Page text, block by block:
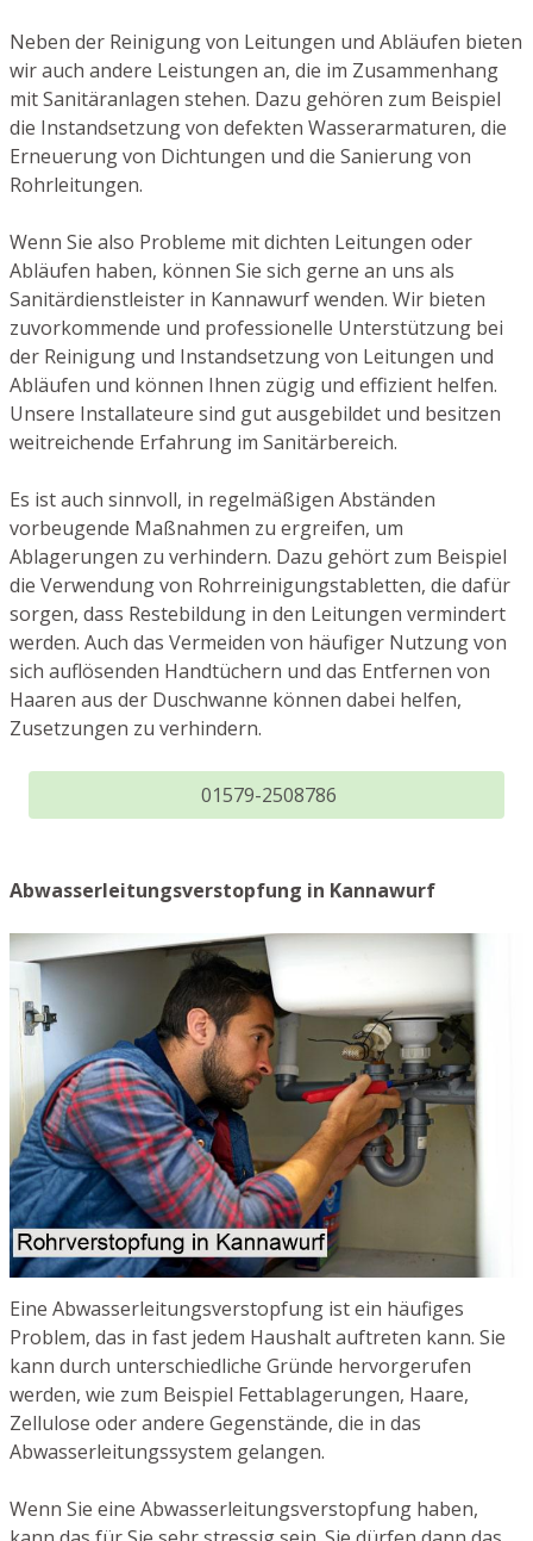
Neben der Reinigung von Leitungen und Abläufen bieten
wir auch andere Leistungen an, die im Zusammenhang
mit Sanitäranlagen stehen. Dazu gehören zum Beispiel
die Instandsetzung von defekten Wasserarmaturen, die
Erneuerung von Dichtungen und die Sanierung von
Rohrleitungen.
Wenn Sie also Probleme mit dichten Leitungen oder
Abläufen haben, können Sie sich gerne an uns als
Sanitärdienstleister in Kannawurf wenden. Wir bieten
zuvorkommende und professionelle Unterstützung bei
der Reinigung und Instandsetzung von Leitungen und
Abläufen und können Ihnen zügig und effizient helfen.
Unsere Installateure sind gut ausgebildet und besitzen
weitreichende Erfahrung im Sanitärbereich.
Es ist auch sinnvoll, in regelmäßigen Abständen
vorbeugende Maßnahmen zu ergreifen, um
Ablagerungen zu verhindern. Dazu gehört zum Beispiel
die Verwendung von Rohrreinigungstabletten, die dafür
sorgen, dass Restebildung in den Leitungen vermindert
werden. Auch das Vermeiden von häufiger Nutzung von
sich auflösenden Handtüchern und das Entfernen von
Haaren aus der Duschwanne können dabei helfen,
Zusetzungen zu verhindern.
01579-2508786
Abwasserleitungsverstopfung in Kannawurf
Eine Abwasserleitungsverstopfung ist ein häufiges
Problem, das in fast jedem Haushalt auftreten kann. Sie
kann durch unterschiedliche Gründe hervorgerufen
werden, wie zum Beispiel Fettablagerungen, Haare,
Zellulose oder andere Gegenstände, die in das
Abwasserleitungssystem gelangen.
Wenn Sie eine Abwasserleitungsverstopfung haben,